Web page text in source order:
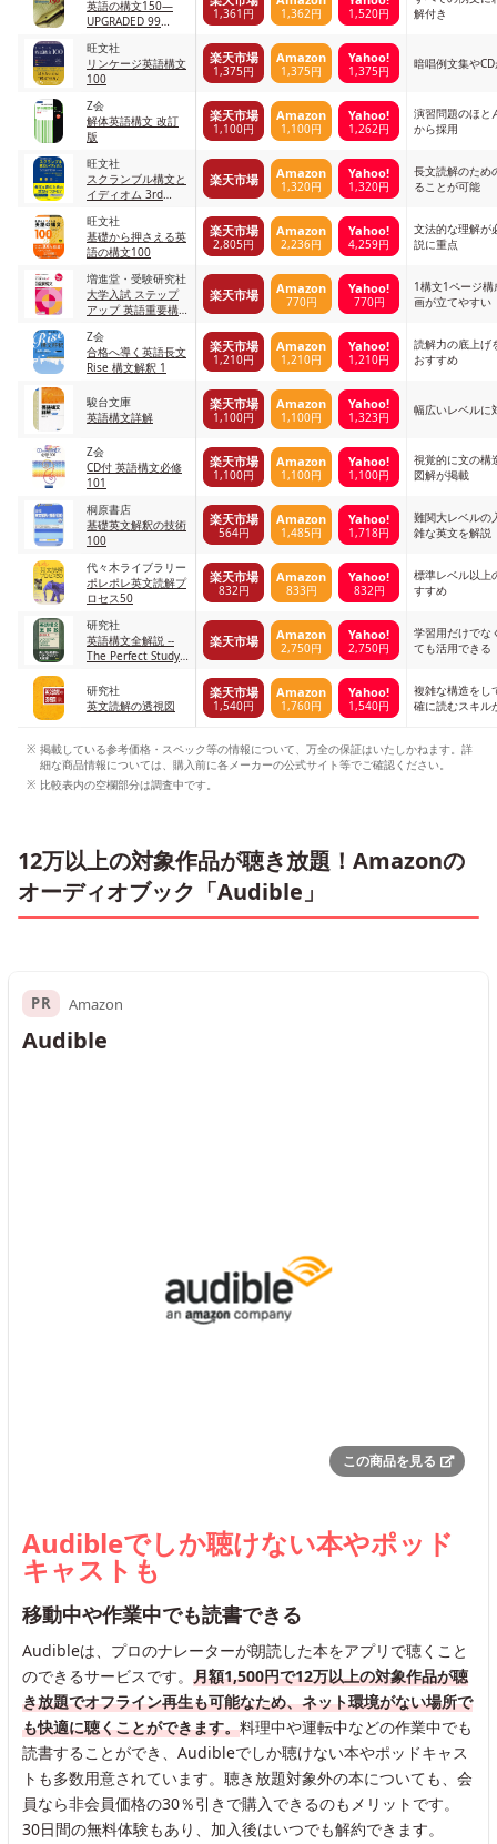
英語の構文150—
UPGRADED 99
1,361円 1,362円 1,520円
解付き
旺文社
リンケージ英語構文
100
楽天市場
1,375円
Amazon
1,375円
Yahoo!
1,375円 暗唱例文集や
Z会
解体英語構文 改訂
版
楽天市場
1,100円
Amazon
1,100円
Yahoo!
1,262円
演習問題のほと
から採用
旺文社
スクランブル構文と
イディオム 3rd
楽天市場 Amazon
1,320円
Yahoo!
1,320円
長文読解のため
ることが可能
旺文社
基礎から押さえる英
語の構文100
楽天市場
2,805円
Amazon
2,236円
Yahoo!
4,259円
文法的な理解が
説に重点
増進堂・受験研究社
大学入試 ステップ
アップ 英語重要構
礎固め
楽天市場 Amazon
770円
Yahoo!
770円
1構文1ページ
画が立てやすい
Z会
合格へ導く英語長文
Rise 構文解釈 1
楽天市場
1,210円
Amazon
1,210円
Yahoo!
1,210円
読解力の底上げ
おすすめ
駿台文庫
英語構文詳解
楽天市場
1,100円
Amazon
1,100円
Yahoo!
1,323円 幅広いレベルに
Z会
CD付 英語構文必修
101
楽天市場
1,100円
Amazon
1,100円
Yahoo!
1,100円
視覚的に文の構
図解が掲載
桐原書店
基礎英文解釈の技術
100
楽天市場
564円
Amazon
1,485円
Yahoo!
1,718円
難関大レベルの
雑な英文を解説
代々木ライブラリー
ポレポレ英文読解プ
ロセス50
楽天市場
832円
Amazon
833円
Yahoo!
832円
標準レベル以上
すすめ
研究社
英語構文全解説 --
The Perfect Study
SENTENCE
STRUCTURES
楽天市場 Amazon
2,750円
Yahoo!
2,750円
学習用だけでな
ても活用できる
研究社
英文読解の透視図
楽天市場
1,540円
Amazon
1,760円
Yahoo!
1,540円
複雑な構造をし
確に読むスキル
掲載している参考価格・スペック等の情報について、万全の保証はいたしかねます。詳
細な商品情報については、購入前に各メーカーの公式サイト等でご確認ください。
比較表内の空欄部分は調査中です。
12万以上の対象作品が聴き放題！Amazonの
オーディオブック「Audible」
PR Amazon
Audible
この商品を見る
Audibleでしか聴けない本やポッド
キャストも
移動中や作業中でも読書できる
Audibleは、プロのナレーターが朗読した本をアプリで聴くこと
のできるサービスです。 月額1,500円で12万以上の対象作品が聴
き放題でオフライン再生も可能なため、ネット環境がない場所で
も快適に聴くことができます。料理中や運転中などの作業中でも
読書することができ、Audibleでしか聴けない本やポッドキャス
トも多数用意されています。聴き放題対象外の本についても、会
員なら非会員価格の30％引きで購入できるのもメリットです。
30日間の無料体験もあり、加入後はいつでも解約できます。